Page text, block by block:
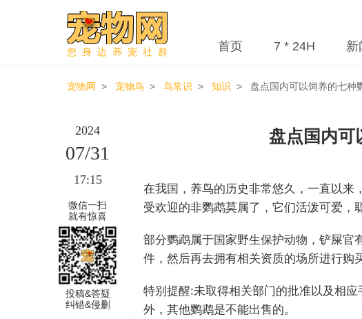
您身边养宠社群 首页 7 * 24H 新
宠物网 > 宠物鸟 > 鸟常识 > 知识 > 盘点国内可以饲养的七种
2024
07/31
17:15
微信一扫
就有惊喜
投稿&答疑
纠错&侵删
盘点国内可
在我国，养鸟的历史非常悠久，一直以来
受欢迎的非鹦鹉莫属了，它们活泼可爱，
部分鹦鹉属于国家野生保护动物，铲屎官
件，然后再去拥有相关资质的场所进行购
特别提醒:未取得相关部门的批准以及相
外，其他鹦鹉是不能出售的。